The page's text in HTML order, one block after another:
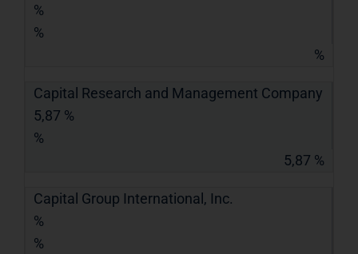
%
%
%
Capital Research and Management Company
5,87 %
%
5,87 %
Capital Group International, Inc.
%
%